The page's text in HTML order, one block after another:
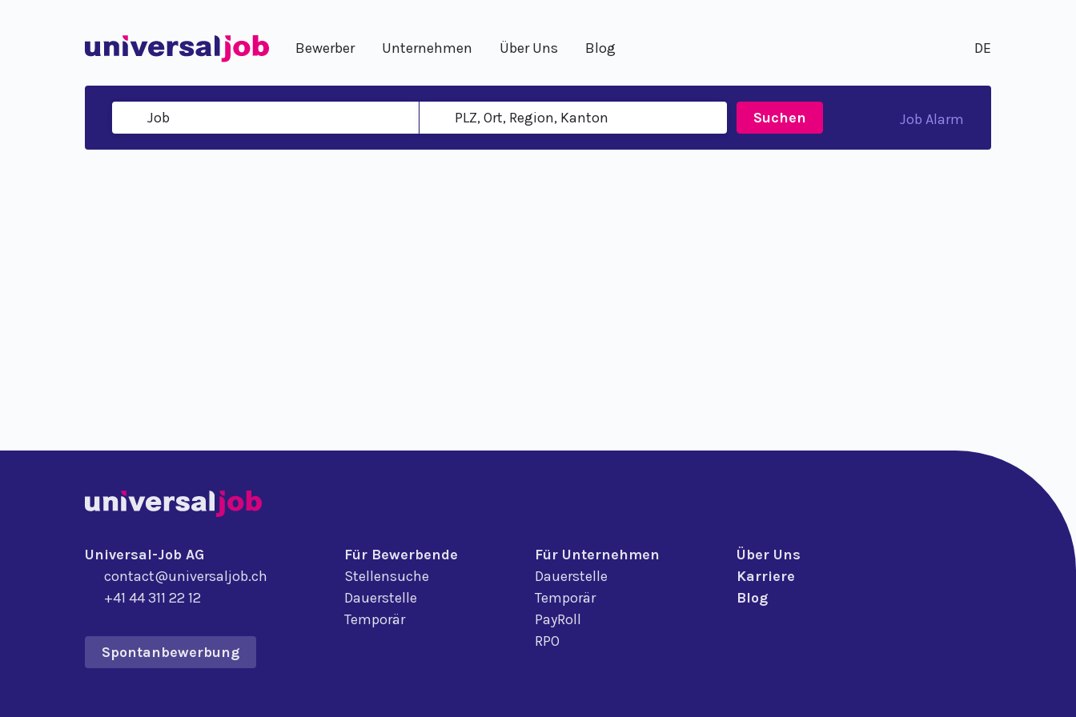
Bewerber Unternehmen Über Uns Blog DE
Suchen Job Alarm
Universal-Job AG
contact@universaljob.ch
+41 44 311 22 12
Spontanbewerbung
Für Bewerbende
Stellensuche
Dauerstelle
Temporär
Für Unternehmen
Dauerstelle
Temporär
PayRoll
RPO
Über Uns
Karriere
Blog